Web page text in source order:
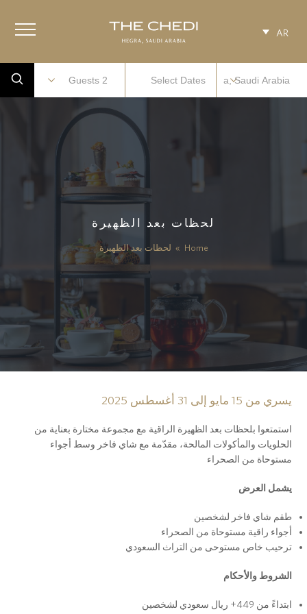
AR
لحظات بعد الظهيرة
Home
» لحظات بعد الظهيرة
يسري من 15 مايو إلى 31 أغسطس 2025
استمتعوا بلحظات بعد الظهيرة الراقية مع مجموعة مختارة بعناية من
الحلويات والمأكولات المالحة، مقدّمة مع شاي فاخر وسط أجواء
مستوحاة من الصحراء
يشمل العرض
طقم شاي فاخر لشخصين
أجواء راقية مستوحاة من الصحراء
ترحيب خاص مستوحى من التراث السعودي
الشروط والأحكام
ابتداءً من 449+ ريال سعودي لشخصين